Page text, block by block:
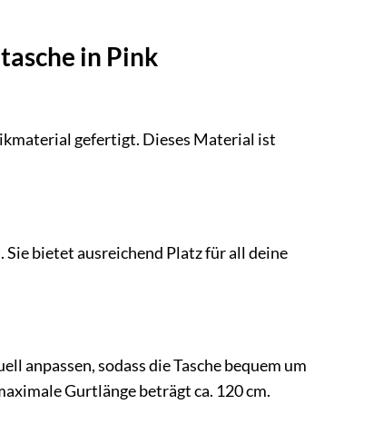
in Pink
gefertigt. Dieses Material ist
Sie bietet ausreichend Platz für all deine
anpassen, sodass die Tasche bequem um
Gurtlänge beträgt ca. 120 cm.